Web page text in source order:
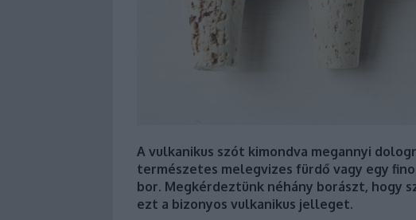
A vulkanikus szót kimondva megannyi
természetes melegvizes fürdő vagy egy
bor. Megkérdeztünk néhány borászt, hogy
ezt a bizonyos vulkanikus jelleget.